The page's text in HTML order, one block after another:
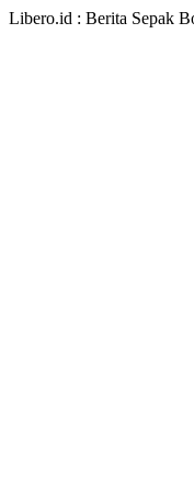
Libero.id : Berita Sepak